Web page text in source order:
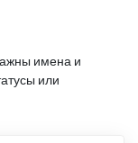
имена и
или